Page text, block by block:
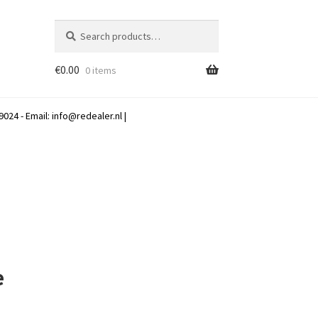
for:
€0.00 0 items
- Email: info@redealer.nl|